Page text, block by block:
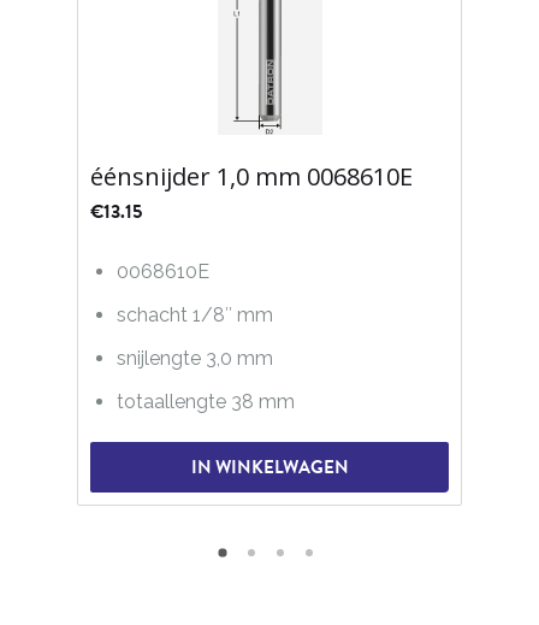
éénsnijder 1,0 mm 0068610E
€13.15
0068610E
schacht 1/8″ mm
snijlengte 3,0 mm
totaallengte 38 mm
IN WINKELWAGEN